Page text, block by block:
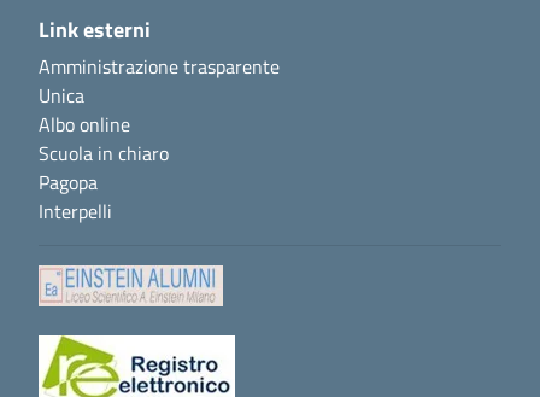
Link esterni
Amministrazione trasparente
Unica
Albo online
Scuola in chiaro
Pagopa
Interpelli